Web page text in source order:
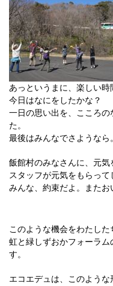
あっというまに、楽しい時
今日はなにをしたかな？
一日の思い出を、こころ
た。
最後はみんなでさようなら
飯館村のみなさんに、元
スタッフが元気をもらって
みんな、約束だよ。またお
このような機会をわたし
虹と緑しずおかフォーラ
す。
エコエデュは、このような